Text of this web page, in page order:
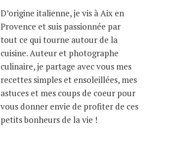
D’origine italienne, je vis à Aix en
Provence et suis passionnée par
tout ce qui tourne autour de la
cuisine. Auteur et photographe
culinaire, je partage avec vous mes
recettes simples et ensoleillées, mes
astuces et mes coups de coeur pour
vous donner envie de profiter de ces
petits bonheurs de la vie !